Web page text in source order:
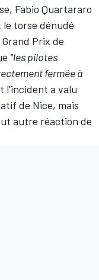
Fabio Quartararo
le torse dénudé
Prix de
"les pilotes
fermée à
l'incident a valu
de Nice, mais
autre réaction de